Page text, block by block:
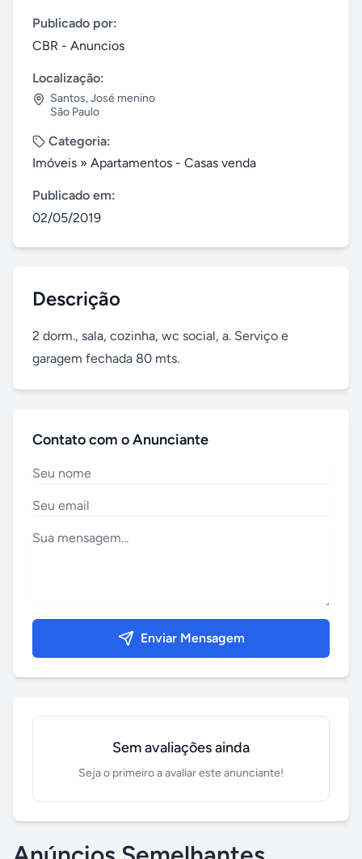
Publicado por:
CBR - Anuncios
Localização:
Santos,José menino
São Paulo
Categoria:
Imóveis » Apartamentos - Casas venda
Publicado em:
02/05/2019
Descrição
2 dorm., sala, cozinha, wc social, a. Serviço e
garagem fechada 80 mts.
Contato com o Anunciante
Enviar Mensagem
Sem avaliações ainda
Seja o primeiro a avaliar este anunciante!